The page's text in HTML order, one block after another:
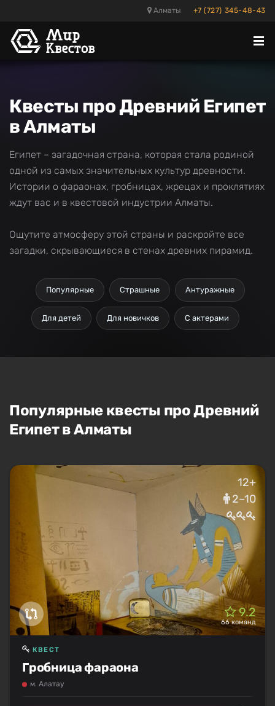
Алматы +7 (727) 345-48-43
Квесты про Древний Египет
в Алматы
Египет – загадочная страна, которая стала родиной
одной из самых значительных культур древности.
Истории о фараонах, гробницах, жрецах и проклятиях
ждут вас и в квестовой индустрии Алматы.
Ощутите атмосферу этой страны и раскройте все
загадки, скрывающиеся в стенах древних пирамид.
Популярные Страшные Антуражные
Для детей Для новичков С актерами
Популярные квесты про Древний
Египет в Алматы
12+
2–10
9.2
66 команд
Гробница фараона
КВЕСТ
м. Алатау